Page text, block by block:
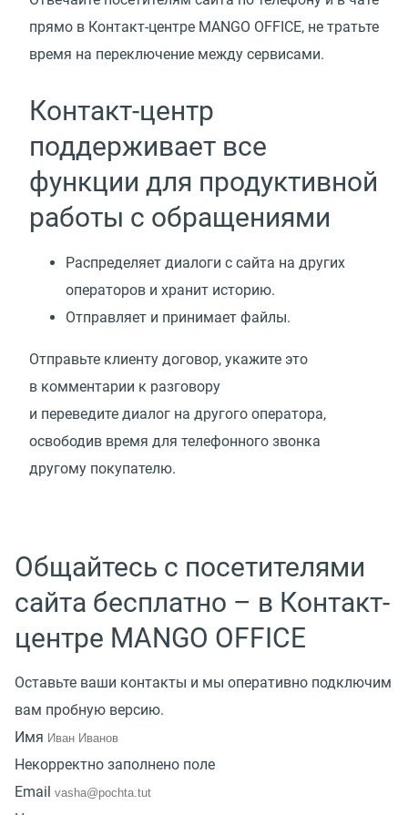
прямо в Контакт-центре MANGO OFFICE, не тратьте
время на переключение между сервисами.
Контакт-центр
поддерживает все
функции для продуктивной
работы с обращениями
Распределяет диалоги с сайта на других
операторов и хранит историю.
Отправляет и принимает файлы.
Отправьте клиенту договор, укажите это
в комментарии к разговору
и переведите диалог на другого оператора,
освободив время для телефонного звонка
другому покупателю.
Общайтесь с посетителями
сайта бесплатно – в Контакт-
центре MANGO OFFICE
Оставьте ваши контакты и мы оперативно подключим
вам пробную версию.
Имя
Некорректно заполнено поле
Email